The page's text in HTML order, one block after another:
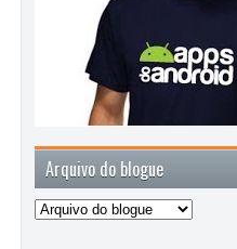
Arquivo do blogue